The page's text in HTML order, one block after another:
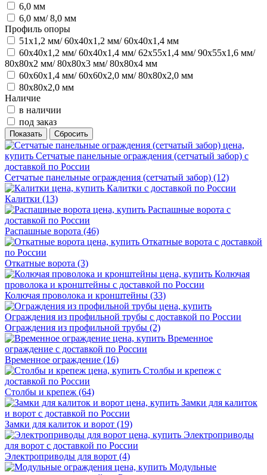
6,0 мм
6,0 мм/ 8,0 мм
Профиль опоры
51х1,2 мм/ 60х40х1,2 мм/ 60х40х1,4 мм
60х40х1,2 мм/ 60х40х1,4 мм/ 62х55х1,4 мм/ 90х55х1,6 мм/
80х80х2 мм/ 80х80х3 мм/ 80х80х4 мм
60х60х1,4 мм/ 60х60х2,0 мм/ 80х80х2,0 мм
80х80х2,0 мм
Наличие
в наличии
под заказ
Сетчатые панельные ограждения (сетчатый забор) (12)
Калитки (13)
Распашные ворота (46)
Откатные ворота (3)
Колючая проволока и кронштейны (33)
Ограждения из профильной трубы (2)
Временное ограждение (16)
Столбы и крепеж (64)
Замки для калиток и ворот (19)
Электроприводы для ворот (4)